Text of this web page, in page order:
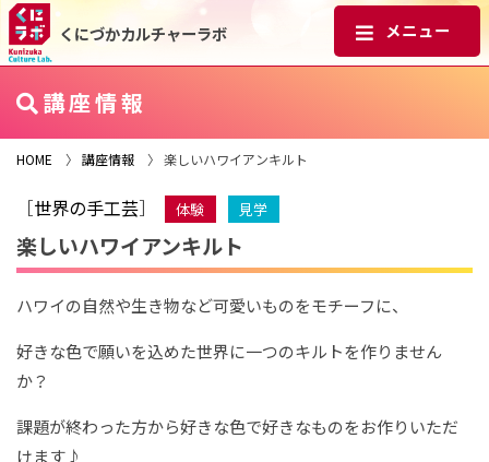
くにづかカルチャーラボ
講座情報
HOME 〉 講座情報 〉 楽しいハワイアンキルト
［世界の手工芸］ 体験 見学
楽しいハワイアンキルト
ハワイの自然や生き物など可愛いものをモチーフに、
好きな色で願いを込めた世界に一つのキルトを作りません
か？
課題が終わった方から好きな色で好きなものをお作りいただ
けます♪